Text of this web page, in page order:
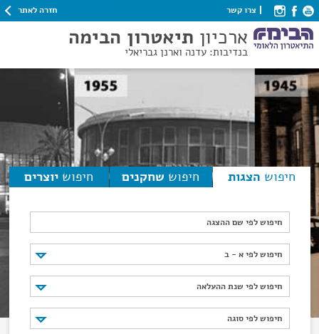
צרו קשר חזרה לאתר
ארכיון תיאטרון הבימה
בנדיבות: עדנה וארנן גבריאלי
חיפוש הצגות חיפוש שחקנים חיפוש יוצרים
חיפוש לפי שם ההצגה
חיפוש לפי א - ב
חיפוש לפי א - ב
חיפוש לפי שנת ההעלאה
חיפוש לפי שנת ההעלאה
חיפוש לפי סוגה
חיפוש לפי סוגה